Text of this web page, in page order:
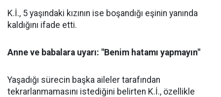
K.İ., 5 yaşındaki kızının ise boşandığı eşinin yanında
kaldığını ifade etti.
Anne ve babalara uyarı: "Benim hatamı yapmayın"
Yaşadığı sürecin başka aileler tarafından
tekrarlanmamasını istediğini belirten K.İ., özellikle